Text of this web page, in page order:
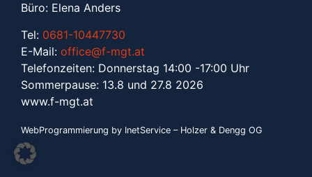
Büro: Elena Anders
Tel: 0681-10447730
E-Mail: office@f-mgt.at
Telefonzeiten: Donnerstag 14:00 -17:00 Uhr
Sommerpause: 13.8 und 27.8 2026
www.f-mgt.at
WebProgrammierung by InetService – Holzer & Dengg OG